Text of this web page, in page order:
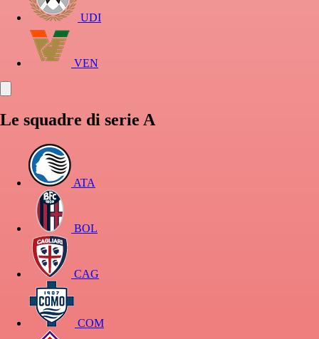
UDI
VEN
Le squadre di serie A
ATA
BOL
CAG
COM